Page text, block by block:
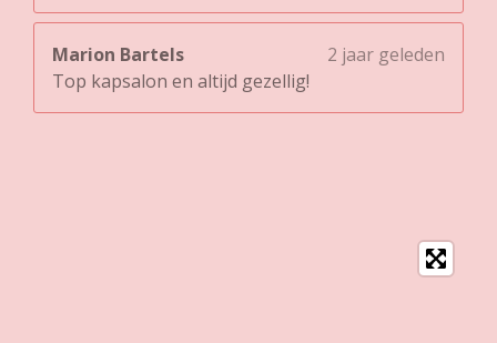
Marion Bartels
2 jaar geleden
Top kapsalon en altijd gezellig!